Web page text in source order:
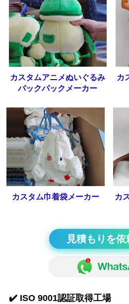
カスタムアニメぬいぐるみ
バックパックメーカー
カ
カスタム巾着袋メーカー
カ
見積もりを依
✔️ISO 9001認証取得工場